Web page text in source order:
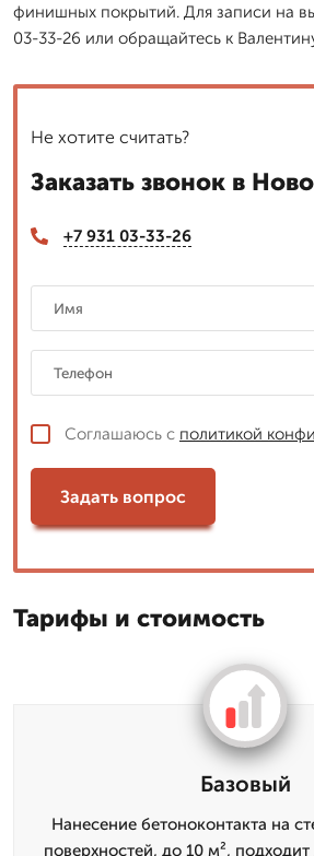
финишных покрытий. Для записи на
03-33-26 или обращайтесь к
Не хотите считать?
Заказать звонок в
+7 931 03-33-26
Соглашаюсь с политикой
Задать вопрос
Тарифы и стоимость
Базовый
Нанесение бетоноконтакта на
поверхностей, до 10 м²,